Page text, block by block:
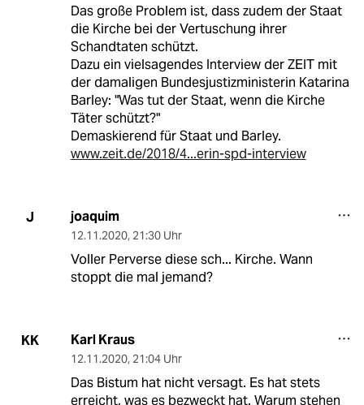
Das große Problem ist, dass zudem der Staat
die Kirche bei der Vertuschung ihrer
Schandtaten schützt.
Dazu ein vielsagendes Interview der ZEIT mit
der damaligen Bundesjustizministerin Katarina
Barley: "Was tut der Staat, wenn die Kirche
Täter schützt?"
Demaskierend für Staat und Barley.
www.zeit.de/2018/4...erin-spd-interview
J joaquim
12.11.2020, 21:30 Uhr
Voller Perverse diese sch... Kirche. Wann
stoppt die mal jemand?
KK Karl Kraus
12.11.2020, 21:04 Uhr
Das Bistum hat nicht versagt. Es hat stets
erreicht, was es bezweckt hat. Warum stehen